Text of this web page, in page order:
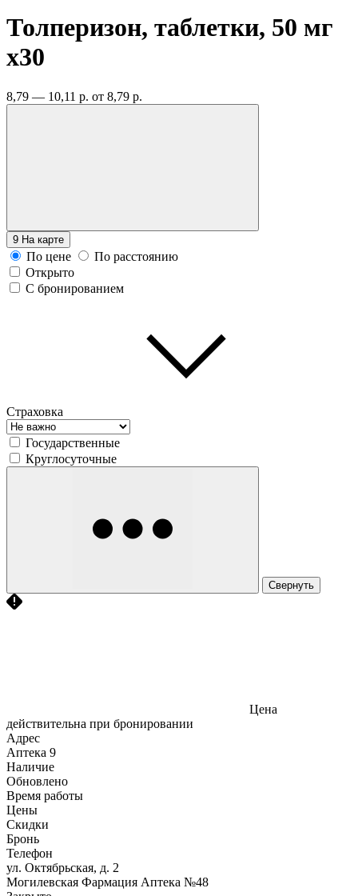
Толперизон, таблетки, 50 мг
x30
8,79 — 10,11 р. от 8,79 р.
9 На карте
По цене
По расстоянию
Открыто
С бронированием
Страховка
Государственные
Круглосуточные
Свернуть
Цена
действительна при бронировании
Адрес
Аптека 9
Наличие
Обновлено
Время работы
Цены
Скидки
Бронь
Телефон
ул. Октябрьская, д. 2
Могилевская Фармация Аптека №48